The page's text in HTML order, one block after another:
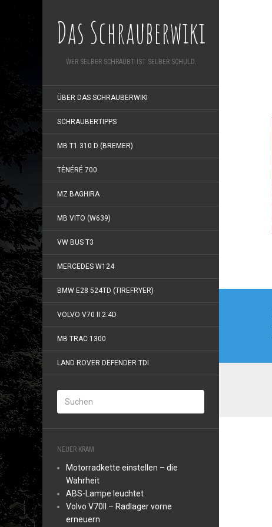
Das Schrauberwiki
WER SELBER SCHRAUBT IST SELBER SCHULD.
ÜBER DAS SCHRAUBERWIKI
SCHRAUBERTIPPS
MB T1 310 D (BREMER)
TÉNÉRÉ 700
MZ BAGHIRA
MB VITO (W639)
VW BUS T3
MERCEDES W124
BMW E28 524TD (TIREFRYER)
VOLVO V70 II 2.4D
MB TRAC 1300
LAND ROVER DEFENDER TDI
NEUER KRAM
Motorradkette einstellen – die
Wahrheit
ABS-Lampe leuchtet
Volvo V70II – Radlager vorne
erneuern